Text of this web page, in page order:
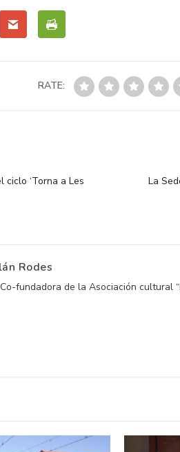
RATE:
‘Torna a Les
La
Rodes
fundadora de la Asociación cultural